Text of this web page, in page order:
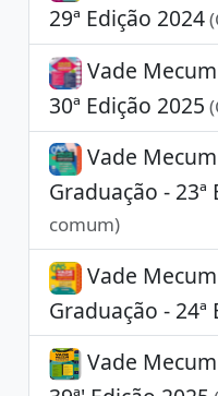
29ª Edição 2024
Vade
30ª Edição 2025
Vade
Graduação - 23ª
comum)
Vade
Graduação - 24ª
Vade